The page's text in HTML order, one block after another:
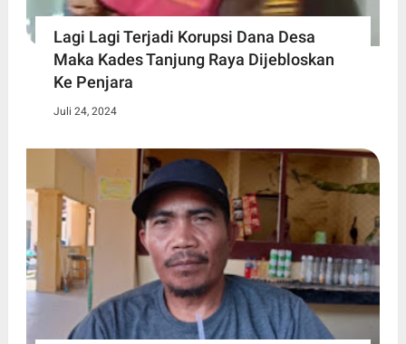
Lagi Lagi Terjadi Korupsi Dana Desa
Maka Kades Tanjung Raya Dijebloskan
Ke Penjara
Juli 24, 2024